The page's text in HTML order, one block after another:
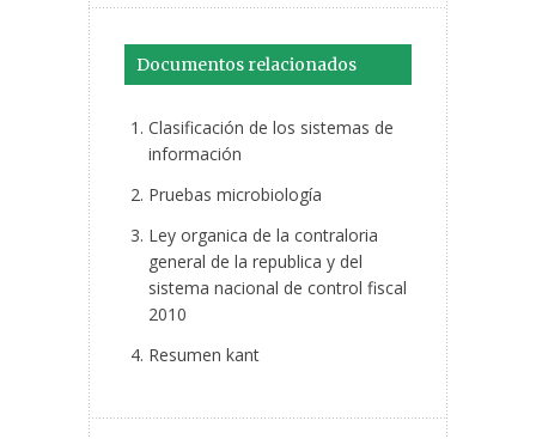
Documentos relacionados
Clasificación de los sistemas de
información
Pruebas microbiología
Ley organica de la contraloria
general de la republica y del
sistema nacional de control fiscal
2010
Resumen kant